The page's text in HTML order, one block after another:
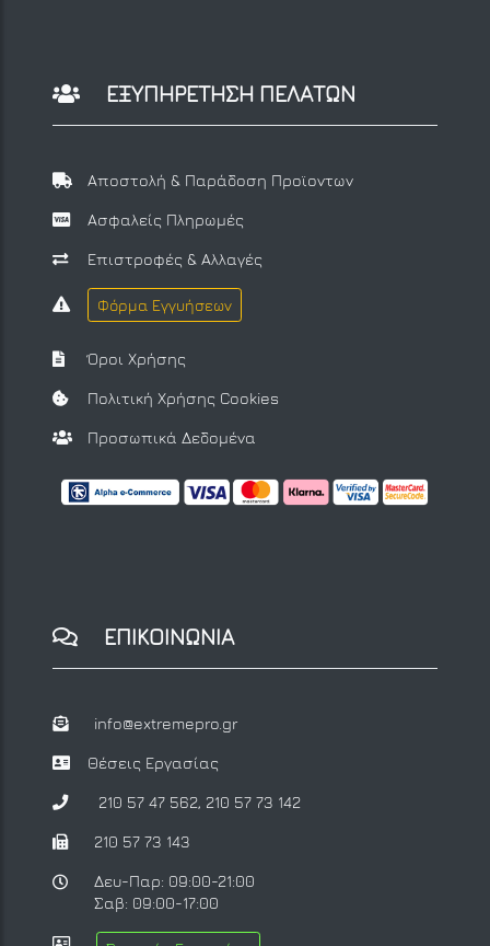
ΕΞΥΠΗΡΕΤΗΣΗ ΠΕΛΑΤΩΝ
Αποστολή & Παράδοση Προϊοντων
Ασφαλείς Πληρωμές
Επιστροφές & Αλλαγές
Φόρμα Εγγυήσεων
Όροι Χρήσης
Πολιτική Χρήσης Cookies
Προσωπικά Δεδομένα
ΕΠΙΚΟΙΝΩΝΙΑ
info@extremepro.gr
Θέσεις Εργασίας
210 57 47 562, 210 57 73 142
210 57 73 143
Δευ-Παρ: 09:00-21:00
Σαβ: 09:00-17:00